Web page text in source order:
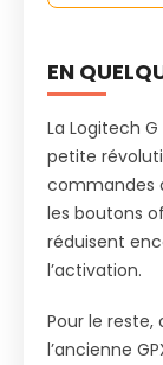
EN
La Logitech
petite
commandes
les boutons
réduisent
l’activation.
Pour le
l’ancienne